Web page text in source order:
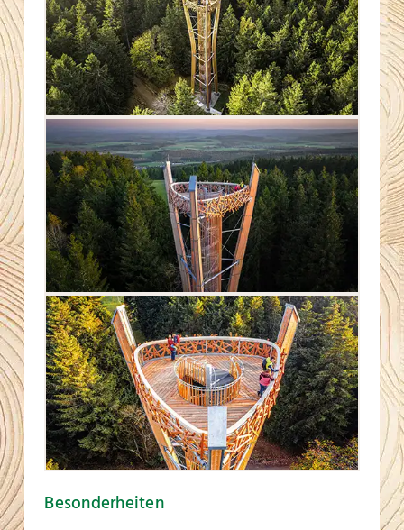
Besonderheiten